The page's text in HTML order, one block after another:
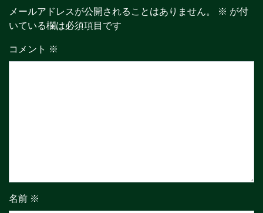
メールアドレスが公開されることはありません。 ※ が付
いている欄は必須項目です
コメント ※
名前 ※